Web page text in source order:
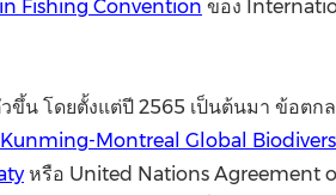
Fishing Convention ของ
น โดยตั้งแต่ปี 2565 เป็นต้นมา ข้อตก
Kunming-Montreal Global
หรือ United Nations Agreement